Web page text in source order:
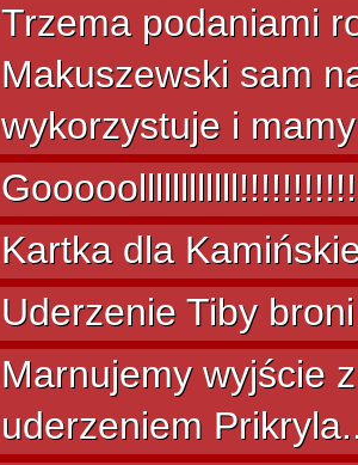
Trzema podaniami
Makuszewski sam
wykorzystuje i
Kartka dla
Uderzenie Tiby
Marnujemy wyjście
uderzeniem